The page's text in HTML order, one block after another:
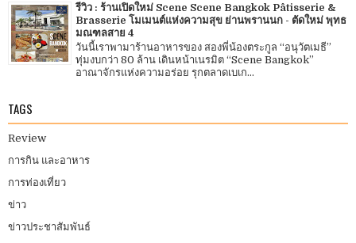
รีวิว : ร้านเปิดใหม่ Scene Scene Bangkok Pâtisserie &
Brasserie โมเมนต์แห่งความสุข ย่านพรานนก - ตัดใหม่ พุทธ
มณฑลสาย 4
วันนี้เราพามาร้านอาหารของ สองพี่น้องตระกูล “อนุวัตเมธี”
ทุ่มงบกว่า 80 ล้าน เดินหน้าเนรมิต “Scene Bangkok”
อาณาจักรแห่งความอร่อย รุกตลาดเบเก...
TAGS
Review
การกิน และอาหาร
การท่องเที่ยว
ข่าว
ข่าวประชาสัมพันธ์